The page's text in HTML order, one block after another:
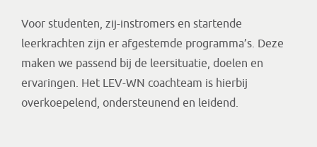
Voor studenten, zij-instromers en startende
leerkrachten zijn er afgestemde programma’s. Deze
maken we passend bij de leersituatie, doelen en
ervaringen. Het LEV-WN coachteam is hierbij
overkoepelend, ondersteunend en leidend.